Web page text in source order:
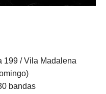
199 / Vila Madalena
bandas